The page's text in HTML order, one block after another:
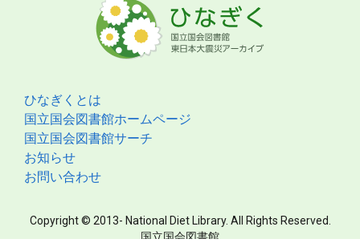
ひなぎくとは
国立国会図書館ホームページ
国立国会図書館サーチ
お知らせ
お問い合わせ
Copyright © 2013- National Diet Library. All Rights Reserved.